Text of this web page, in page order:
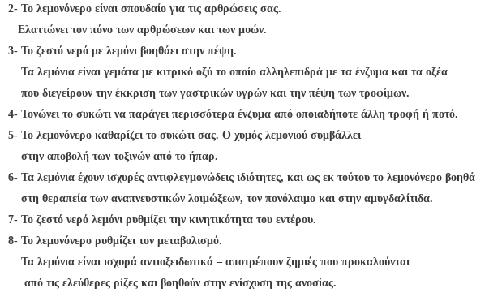
2- Το λεμονόνερο είναι σπουδαίο για τις αρθρώσεις σας.
Ελαττώνει τον πόνο των αρθρώσεων και των μυών.
3- Το ζεστό νερό με λεμόνι βοηθάει στην πέψη.
Τα λεμόνια είναι γεμάτα με κιτρικό οξύ το οποίο αλληλεπιδρά με τα ένζυμα και τα οξέα
που διεγείρουν την έκκριση των γαστρικών υγρών και την πέψη των τροφίμων.
4- Τονώνει το συκώτι να παράγει περισσότερα ένζυμα από οποιαδήποτε άλλη τροφή ή ποτό.
5- Το λεμονόνερο καθαρίζει το συκώτι σας. Ο χυμός λεμονιού συμβάλλει
στην αποβολή των τοξινών από το ήπαρ.
6- Τα λεμόνια έχουν ισχυρές αντιφλεγμονώδεις ιδιότητες, και ως εκ τούτου το λεμονόνερο βοηθά
στη θεραπεία των αναπνευστικών λοιμώξεων, τον πονόλαιμο και στην αμυγδαλίτιδα.
7- Το ζεστό νερό λεμόνι ρυθμίζει την κινητικότητα του εντέρου.
8- Το λεμονόνερο ρυθμίζει τον μεταβολισμό.
Τα λεμόνια είναι ισχυρά αντιοξειδωτικά – αποτρέπουν ζημιές που προκαλούνται
από τις ελεύθερες ρίζες και βοηθούν στην ενίσχυση της ανοσίας.